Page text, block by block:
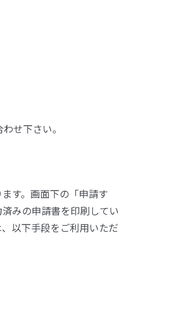
せ下さい。
す。画面下の「申請す
みの申請書を印刷してい
以下手段をご利用いただ